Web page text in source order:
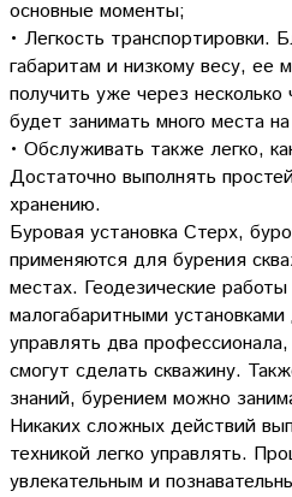
основные моменты;
• Легкость транспортировки.
габаритам и низкому весу, ее
получить уже через
будет занимать много места
• Обслуживать также легко,
Достаточно выполнять
хранению.
Буровая установка Стерх,
применяются для бурения
местах. Геодезические
малогабаритными
управлять два
смогут сделать скважину.
знаний, бурением можно
Никаких сложных действий
техникой легко управлять.
увлекательным и